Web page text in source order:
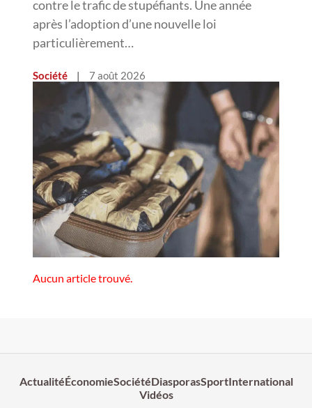
contre le trafic de stupéfiants. Une année
après l’adoption d’une nouvelle loi
particulièrement…
Société | 7 août 2026
Aucun article trouvé.
ActualitéÉconomieSociétéDiasporasSportInternational
Vidéos